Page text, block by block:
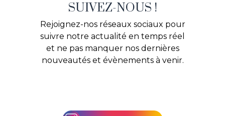
SUIVEZ-NOUS !
Rejoignez-nos réseaux sociaux pour
suivre notre actualité en temps réel
et ne pas manquer nos dernières
nouveautés et évènements à venir.